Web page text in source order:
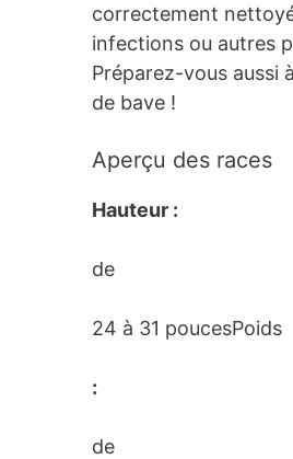
correctement
infections ou autres
Préparez-vous aussi
de bave !
Aperçu des races
Hauteur :
de
24 à 31 poucesPoids
:
de